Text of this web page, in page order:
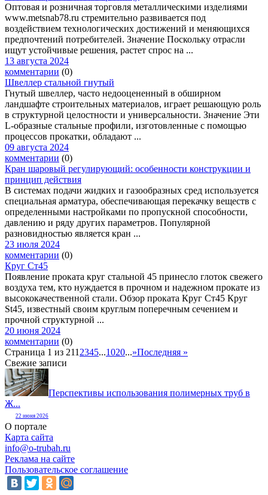
Оптовая и розничная торговля металлическими изделиями
www.metsnab78.ru стремительно развивается под
воздействием технологических достижений и меняющихся
предпочтений потребителей. Значение Поскольку отрасли
ищут устойчивые решения, растет спрос на ...
13 августа 2024
комментарии (0)
Швеллер стальной гнутый
Гнутый швеллер, часто недооцененный в обширном
ландшафте строительных материалов, играет решающую роль
в структурной целостности и универсальности. Значение Эти
L-образные стальные профили, изготовленные с помощью
процессов прокатки, обладают ...
09 августа 2024
комментарии (0)
Кран шаровый регулирующий: особенности конструкции и
принцип действия
В системах подачи жидких и газообразных сред используется
специальная арматура, обеспечивающая перекачку веществ с
определенными настройками по пропускной способности,
давлению и ряду других параметров. Популярной
разновидностью является кран ...
23 июля 2024
комментарии (0)
Круг Ст45
Появление проката круг стальной 45 принесло глоток свежего
воздуха тем, кто нуждается в прочном и надежном прокате из
высококачественной стали. Обзор проката Круг Ст45 Круг
St45, известный своим круглым поперечным сечением и
прочной структурной ...
20 июня 2024
комментарии (0)
Страница 1 из 211 2345...1020...»Последняя »
Свежие записи
Перспективы использования полимерных труб в
Ж...
22 июня 2026
О портале
Карта сайта
info@o-trubah.ru
Реклама на сайте
Пользовательское соглашение